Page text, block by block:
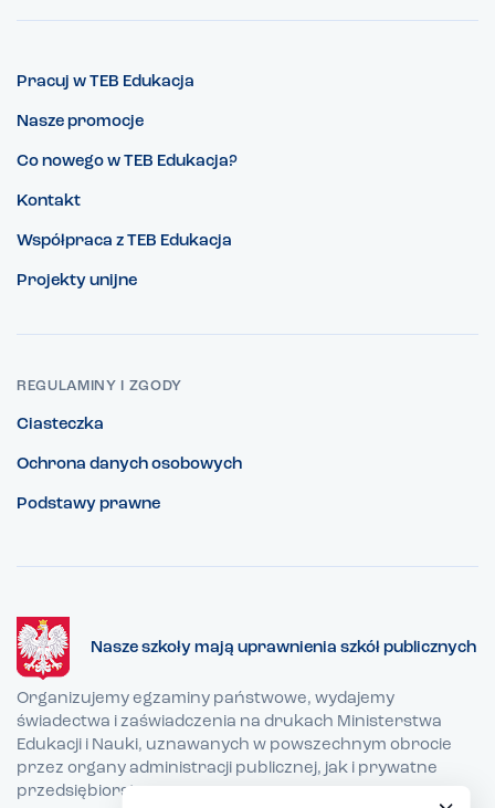
Pracuj w TEB Edukacja
Nasze promocje
Co nowego w TEB Edukacja?
Kontakt
Współpraca z TEB Edukacja
Projekty unijne
REGULAMINY I ZGODY
Ciasteczka
Ochrona danych osobowych
Podstawy prawne
Nasze szkoły mają uprawnienia szkół publicznych
Organizujemy egzaminy państwowe, wydajemy
świadectwa i zaświadczenia na drukach Ministerstwa
Edukacji i Nauki, uznawanych w powszechnym obrocie
przez organy administracji publicznej, jak i prywatne
przedsiębiorstwa.